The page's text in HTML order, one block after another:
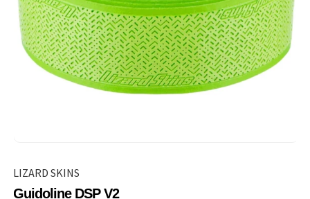
LIZARD SKINS
Guidoline DSP V2